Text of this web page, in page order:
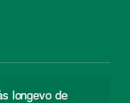
longevo de